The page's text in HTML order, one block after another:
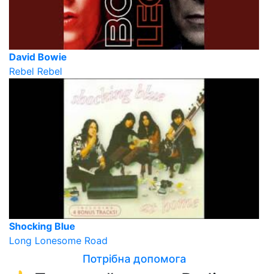
David Bowie
Rebel Rebel
Shocking Blue
Long Lonesome Road
Потрібна допомога